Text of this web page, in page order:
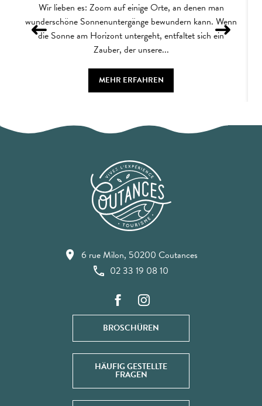
Wir lieben es: Zoom auf einige Orte, an denen man
wunderschöne Sonnenuntergänge bewundern kann. Wenn
die Sonne am Horizont untergeht, entfaltet sich ein
Zauber, der unsere...
MEHR ERFAHREN
6 rue Milon, 50200 Coutances
02 33 19 08 10
BROSCHÜREN
HÄUFIG GESTELLTE
FRAGEN